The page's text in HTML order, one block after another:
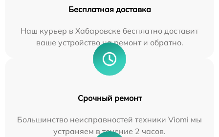
Бесплатная доставка
Наш курьер в Хабаровске бесплатно доставит
ваше устройство на ремонт и обратно.
Срочный ремонт
Большинство неисправностей техники Viomi мы
устраняем в течение 2 часов.